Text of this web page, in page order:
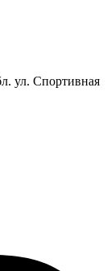
ул. Спортивная